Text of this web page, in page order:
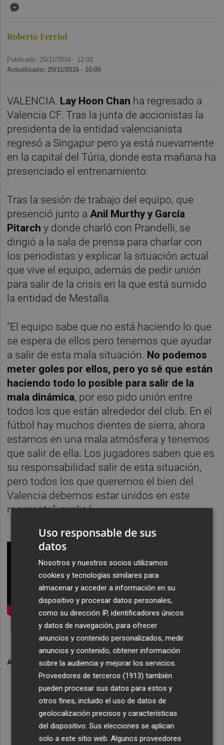
Roberto Ferriol
Publicado: 25/11/2016 · 12:02
Actualizado: 25/11/2016 · 16:00
VALENCIA. Lay Hoon Chan ha regresado a
Valencia CF. Tras la junta de accionistas la
presidenta de la entidad valencianista
regresó a Singapur pero ya está nuevamente
en la capital del Túria, donde esta mañana ha
presenciado el entrenamiento.
Tras la sesión de trabajo del equipo, que
presenció junto aAnil Murthy y García
Pitarchy donde charló con Prandelli, se
dirigió a la sala de prensa para charlar con
los periodistas y explicar la situación actual
que vive el equipo, además de pedir unión
para salir de la crisis en la que está sumido
la entidad de Mestalla.
"El equipo sabe que no está haciendo lo que
se espera de ellos pero tenemos que ayudar
a salir de esta mala situación. No podemos
meter goles por ellos, pero yo sé que están
haciendo todo lo posible para salir de la
mala dinámica, por eso pido unión entre
todos los que están alrededor del club. En el
fútbol hay muchos dientes de sierra, ahora
estamos en una mala atmósfera y tenemos
que salir de ella. Los jugadores saben que es
su responsabilidad salir de esta situación,
pero todos los que queremos el bien del
Valencia debemos estar unidos en este
momento", explicó.
ARCHIVADO EN
Uso responsable de sus
datos
Nosotros y nuestros socios utilizamos
cookies y tecnologías similares para
almacenar y acceder a información en su
dispositivo y procesar datos personales,
como su dirección IP, identificadores únicos
y datos de navegación, para ofrecer
anuncios y contenido personalizados, medir
anuncios y contenido, obtener información
sobre la audiencia y mejorar los servicios.
Proveedores de terceros (1913) también
pueden procesar sus datos para estos y
otros fines, incluido el uso de datos de
geolocalización precisos y características
del dispositivo. Sus elecciones se aplican
solo a este sitio web. Algunos proveedores